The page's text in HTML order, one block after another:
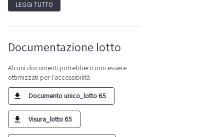
LEGGI TUTTO
Documentazione lotto
Alcuni documenti potrebbero non essere
ottimizzati per l'accessibilità
Documento unico_lotto 65
Visura_lotto 65